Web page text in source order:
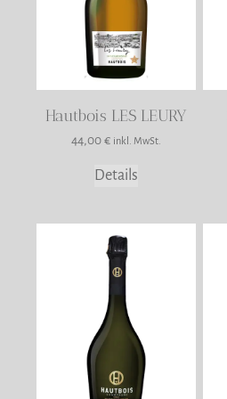
Hautbois LES LEURY
44,00€ inkl. MwSt.
Details